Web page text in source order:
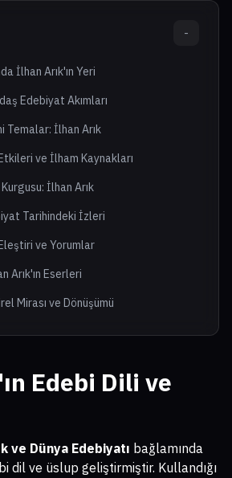
-
İlhan Arık'ın Yeri
Edebiyat Akımları
Temalar: İlhan Arık
ve İlham Kaynakları
İlhan Arık
Tarihindeki İzleri
ve Yorumlar
Arık'ın Eserleri
Mirası ve Dönüşümü
Edebi Dili ve
ve Dünya Edebiyatı bağlamında
dil ve üslup geliştirmiştir. Kullandığı